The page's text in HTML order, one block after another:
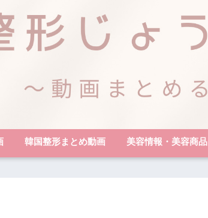
韓国整形まとめ動画 美容情報・美容商品